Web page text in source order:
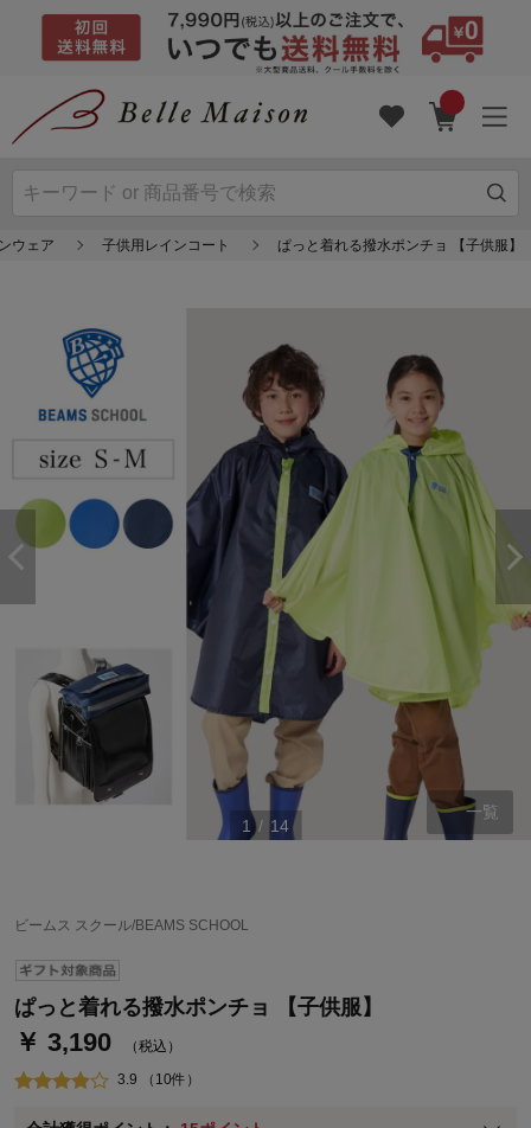
ウェア 子供用レインコート ぱっと着れる撥水ポンチョ 【子供服】
1 / 14
一覧
ビームス スクール/BEAMS SCHOOL
ぱっと着れる撥水ポンチョ 【子供服】
￥ 3,190 （税込）
3.9 （10件）
ベルメゾン・ポイントについて
通常商品送料無料 返品引取無料（JCBのみ）
即時入会なら更に500円OFFクーポンプレゼント